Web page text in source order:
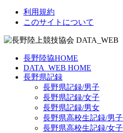
利用規約
このサイトについて
長野陸協HOME
DATA_WEB HOME
長野県記録
長野県記録/男子
長野県記録/女子
長野県記録/男女
長野県高校生記録/男子
長野県高校生記録/女子